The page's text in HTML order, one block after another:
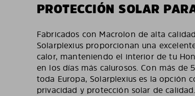
PROTECCIÓN SOLAR
Fabricados con Macrolon de alta
Solarplexius proporcionan una
calor, manteniendo el interior de tu
en los días más calurosos. Con más
toda Europa, Solarplexius es la opción
privacidad y protección solar de calidad.